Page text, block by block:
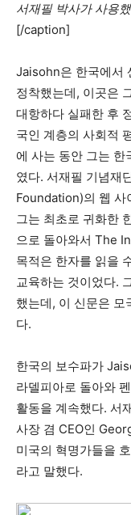
서재필 박사가 사용
[/caption]
Jaisohn은 한국에서
정착했는데, 이곳은
대항하다 실패한 후
국인 계층의 사회적
에 사는 동안 그는 한
였다. 서재필 기념
Foundation)의 웹 사
그는 최초로 귀화한
으로 돌아와서 The
목적은 한자를 읽을
교육하는 것이었다.
했는데, 이 신문은 모
다.
한국의 보수파가
라델피아로 돌아와
활동을 계속했다. 서
사장 겸 CEO인
미국의 혁명가들을
라고 말했다.